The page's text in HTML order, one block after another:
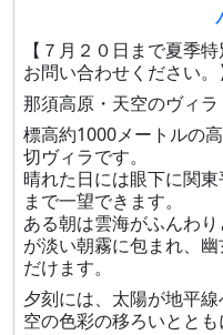
【７月２０日まで夏季
お問い合わせください。
那須高原・天空のヴィ
標高約1000メートルの
切ヴィラです。
晴れた日には眼下に関
まで一望できます。
ある朝は雲海がふんわ
が淡い朝霧に包まれ、
だけます。
夕刻には、太陽が地平線
空の色彩の移ろいとと